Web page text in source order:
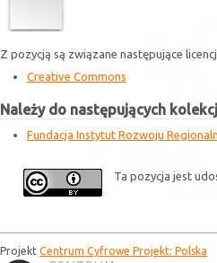
Z pozycją są związane następujące
Creative Commons
Należy do następujących
Fundacja Instytut Rozwoju
Ta pozycja jest
Projekt Centrum Cyfrowe Projekt: Polska